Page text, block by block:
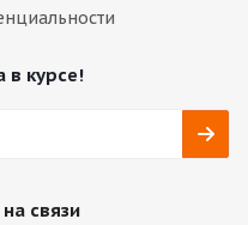
в курсе!
связи